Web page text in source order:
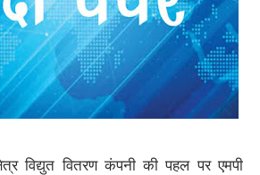
विद्युत वितरण कंपनी की पहल पर एमपी